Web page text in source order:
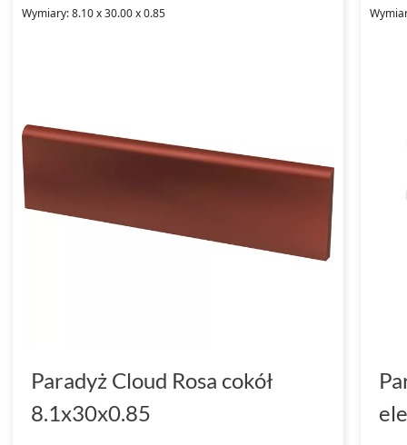
Wymiary: 8.10 x 30.00 x 0.85
Paradyż Cloud Rosa cokół
8.1x30x0.85